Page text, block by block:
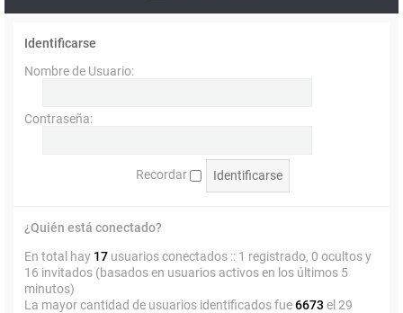
Identificarse
Nombre de Usuario:
Contraseña:
Recordar
¿Quién está conectado?
En total hay 17 usuarios conectados :: 1 registrado, 0 ocultos y
16 invitados (basados en usuarios activos en los últimos 5
minutos)
La mayor cantidad de usuarios identificados fue6673 el 29